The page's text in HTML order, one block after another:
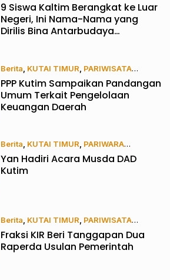
9 Siswa Kaltim Berangkat ke Luar
Negeri, Ini Nama-Nama yang
Dirilis Bina Antarbudaya
Berita KUTAI TIMUR PARIWISATA
10/06/2022
PPP Kutim Sampaikan Pandangan
Umum Terkait Pengelolaan
Keuangan Daerah
Berita, KUTAI TIMUR, PARIWARA
10/06/2022
Yan Hadiri Acara Musda DAD
Kutim
Berita KUTAI TIMUR PARIWISATA
10/06/2022
Fraksi KIR Beri Tanggapan Dua
Raperda Usulan Pemerintah